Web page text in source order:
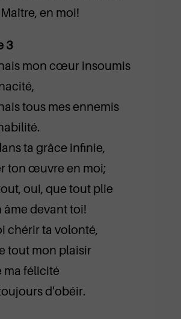
en moi!
3
mon cœur insoumis
tous mes ennemis
ta grâce infinie,
ton œuvre en moi;
oui, que tout plie
âme devant toi!
chérir ta volonté,
tout mon plaisir
ma félicité
d'obéir.